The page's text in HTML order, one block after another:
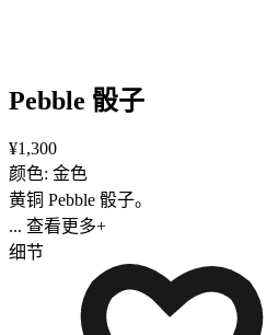
Pebble 骰子
¥1,300
颜色: 金色
黄铜 Pebble 骰子。
... 查看更多+
细节